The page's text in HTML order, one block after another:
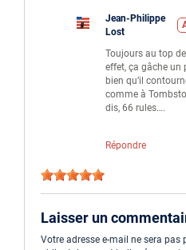
Jean-Philippe
Lost
Toujours au top
effet, ça gâche un
bien qu’il
comme à
dis, 66 rules….
Répondre
Laisser un
Votre adresse e-mail ne sera pas